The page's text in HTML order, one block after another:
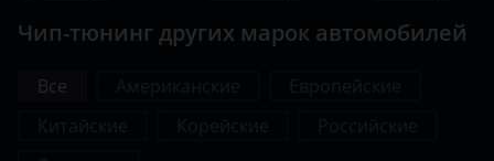
Subaru
Чип-тюнинг других марок автомобилей
Все